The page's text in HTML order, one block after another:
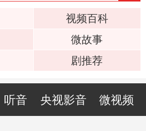
视频百科
微故事
剧推荐
听音 央视影音 微视频